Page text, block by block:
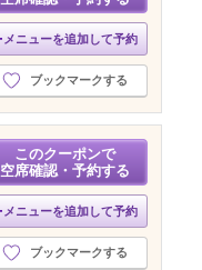
メニューを追加して予約
ブックマークする
このクーポンで
空席確認・予約する
メニューを追加して予約
ブックマークする